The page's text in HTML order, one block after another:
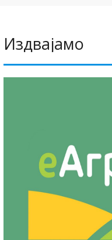
Издвајамо